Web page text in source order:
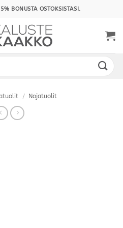
BONUSTA OSTOKSISTASI.
/ Nojatuolit